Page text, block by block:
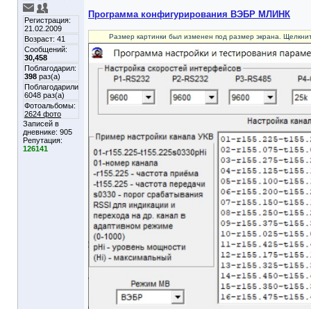
Регистрация:
21.02.2009
Возраст: 41
Сообщений:
30,458
Поблагодарил:
398 раз(а)
Поблагодарили
6048 раз(а)
Фотоальбомы:
2624 фото
Записей в
дневнике: 905
Репутация:
126141
Программа конфигурирования ВЭБР МЛИНК
Размер картинки был изменен под размер экрана.